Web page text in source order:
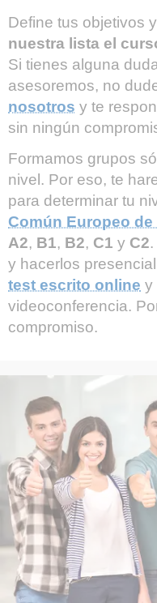
Define tus objetivos
nuestra lista el
Si tienes alguna
asesoremos, no
nosotros y te
sin ningún
Formamos grupos
nivel. Por eso, te
para determinar tu
Común Europeo de
A2, B1, B2, C1 y C2
y hacerlos
test escrito online y
videoconferencia.
compromiso.